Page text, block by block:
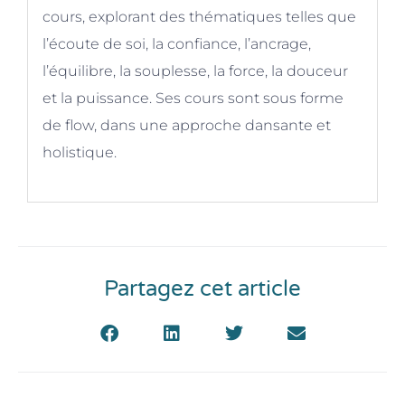
cours, explorant des thématiques telles que
l’écoute de soi, la confiance, l’ancrage,
l’équilibre, la souplesse, la force, la douceur
et la puissance. Ses cours sont sous forme
de flow, dans une approche dansante et
holistique.
Partagez cet article